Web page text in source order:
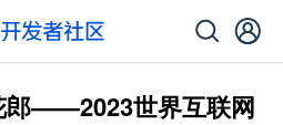
郎——2023世界互联网